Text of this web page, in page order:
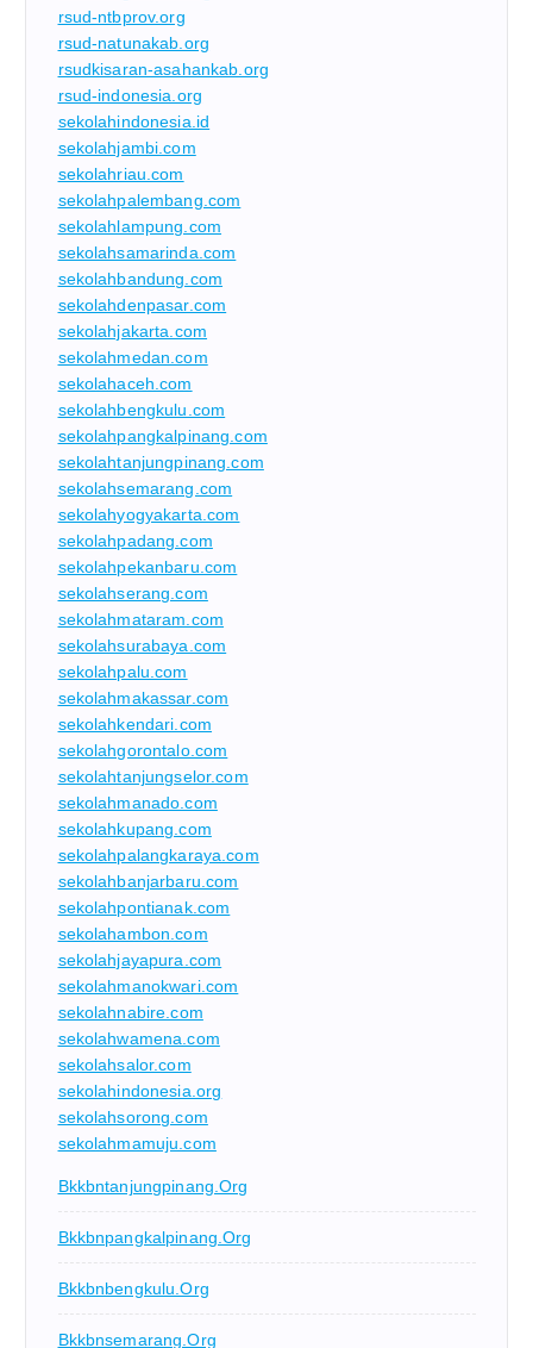
rsud-ntbprov.org
rsud-natunakab.org
rsudkisaran-asahankab.org
rsud-indonesia.org
sekolahindonesia.id
sekolahjambi.com
sekolahriau.com
sekolahpalembang.com
sekolahlampung.com
sekolahsamarinda.com
sekolahbandung.com
sekolahdenpasar.com
sekolahjakarta.com
sekolahmedan.com
sekolahaceh.com
sekolahbengkulu.com
sekolahpangkalpinang.com
sekolahtanjungpinang.com
sekolahsemarang.com
sekolahyogyakarta.com
sekolahpadang.com
sekolahpekanbaru.com
sekolahserang.com
sekolahmataram.com
sekolahsurabaya.com
sekolahpalu.com
sekolahmakassar.com
sekolahkendari.com
sekolahgorontalo.com
sekolahtanjungselor.com
sekolahmanado.com
sekolahkupang.com
sekolahpalangkaraya.com
sekolahbanjarbaru.com
sekolahpontianak.com
sekolahambon.com
sekolahjayapura.com
sekolahmanokwari.com
sekolahnabire.com
sekolahwamena.com
sekolahsalor.com
sekolahindonesia.org
sekolahsorong.com
sekolahmamuju.com
Bkkbntanjungpinang.org
Bkkbnpangkalpinang.org
Bkkbnbengkulu.org
Bkkbnsemarang.org